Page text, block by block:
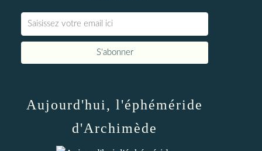
Aujourd'hui, l'éphéméride
d'Archimède